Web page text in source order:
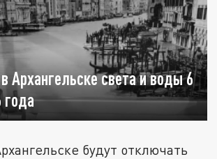
Архангельске света и воды 6
года
будут отключать